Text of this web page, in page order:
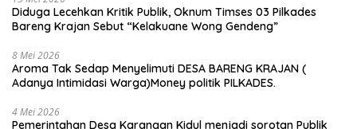
Diduga Lecehkan Kritik Publik, Oknum Timses 03 Pilkades
Bareng Krajan Sebut “Kelakuane Wong Gendeng”
8 Mei 2026
Aroma Tak Sedap Menyelimuti DESA BARENG KRAJAN (
Adanya Intimidasi Warga)Money politik PILKADES.
4 Mei 2026
Pemerintahan Desa Karangan Kidul menjadi sorotan Publik